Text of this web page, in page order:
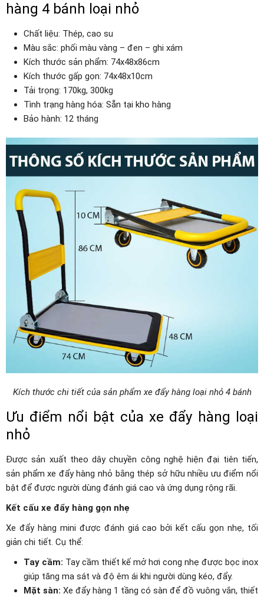
hàng 4 bánh loại nhỏ
Chất liệu: Thép, cao su
Màu sắc: phối màu vàng – đen – ghi xám
Kích thước sản phẩm: 74x48x86cm
Kích thước gấp gọn: 74x48x10cm
Tải trọng: 170kg, 300kg
Tình trạng hàng hóa: Sẵn tại kho hàng
Bảo hành: 12 tháng
Kích thước chi tiết của sản phẩm xe đẩy hàng loại nhỏ 4 bánh
Ưu điểm nổi bật của xe đẩy hàng loại
nhỏ
Được sản xuất theo dây chuyền công nghệ hiện đại tiên tiến,
sản phẩm xe đẩy hàng nhỏ bằng thép sở hữu nhiều ưu điểm nổi
bật để được người dùng đánh giá cao và ứng dụng rộng rãi.
Kết cấu xe đẩy hàng gọn nhẹ
Xe đẩy hàng mini được đánh giá cao bởi kết cấu gọn nhẹ, tối
giản chi tiết. Cụ thể:
Tay cầm: Tay cầm thiết kế mở hơi cong nhẹ được bọc inox
giúp tăng ma sát và độ êm ái khi người dùng kéo, đẩy.
Mặt sàn: Xe đẩy hàng 1 tầng có sàn để đồ vuông vắn, thiết